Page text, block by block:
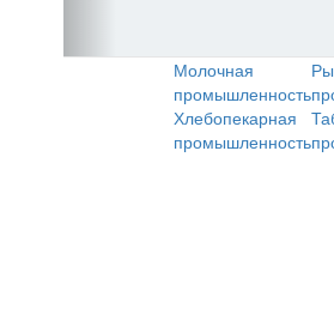
Молочная
промышленность
Хлебопекарная
промышленность